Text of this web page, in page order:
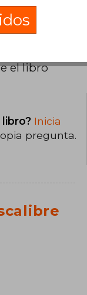
el libro
Inicia
pregunta.